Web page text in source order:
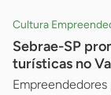
Cultura
Sebrae-SP
turísticas no